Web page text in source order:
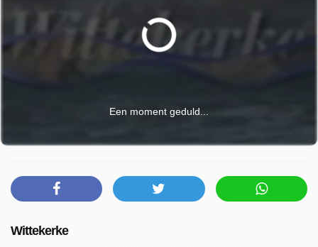
Een moment geduld...
Wittekerke